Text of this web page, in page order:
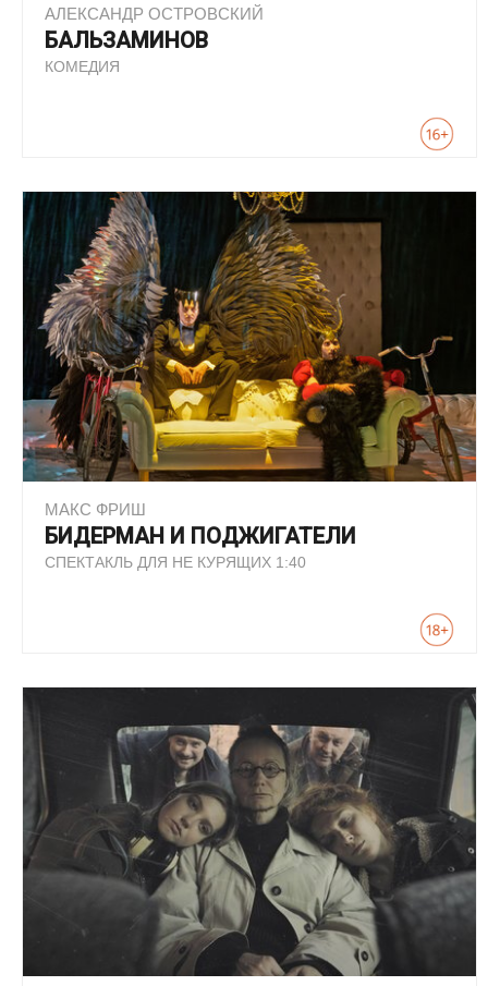
АЛЕКСАНДР ОСТРОВСКИЙ
БАЛЬЗАМИНОВ
КОМЕДИЯ
МАКС ФРИШ
БИДЕРМАН И ПОДЖИГАТЕЛИ
СПЕКТАКЛЬ ДЛЯ НЕ КУРЯЩИХ 1:40